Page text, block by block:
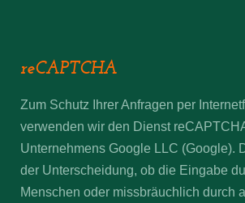
reCAPTCHA
Zum Schutz Ihrer Anfragen per
verwenden wir den Dienst
Unternehmens Google LLC (Google).
der Unterscheidung, ob die Eingabe
Menschen oder missbräuchlich durch